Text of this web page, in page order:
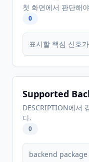
첫 화면에서 판단해
0
표시할 핵심 신호
Supported
DESCRIPTION에서
다.
0
backend package